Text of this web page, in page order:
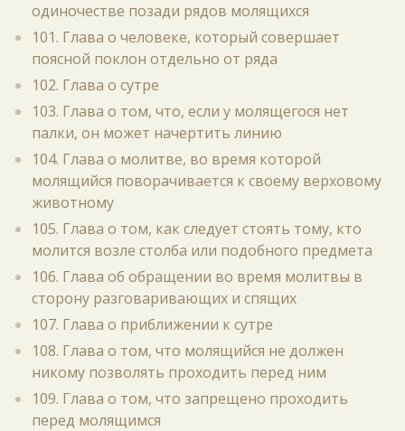
одиночестве позади рядов молящихся
101. Глава о человеке, который совершает
поясной поклон отдельно от ряда
102. Глава о сутре
103. Глава о том, что, если у молящегося нет
палки, он может начертить линию
104. Глава о молитве, во время которой
молящийся поворачивается к своему верховому
животному
105. Глава о том, как следует стоять тому, кто
молится возле столба или подобного предмета
106. Глава об обращении во время молитвы в
сторону разговаривающих и спящих
107. Глава о приближении к сутре
108. Глава о том, что молящийся не должен
никому позволять проходить перед ним
109. Глава о том, что запрещено проходить
перед молящимся